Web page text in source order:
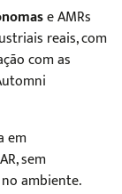
e AMRs
reais, com
com as
em
sem
ambiente.